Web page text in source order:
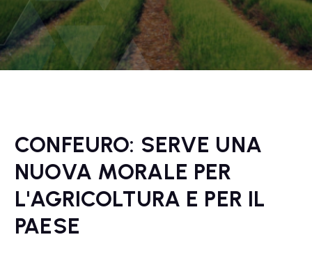
CONFEURO: SERVE UNA
NUOVA MORALE PER
L'AGRICOLTURA E PER IL
PAESE